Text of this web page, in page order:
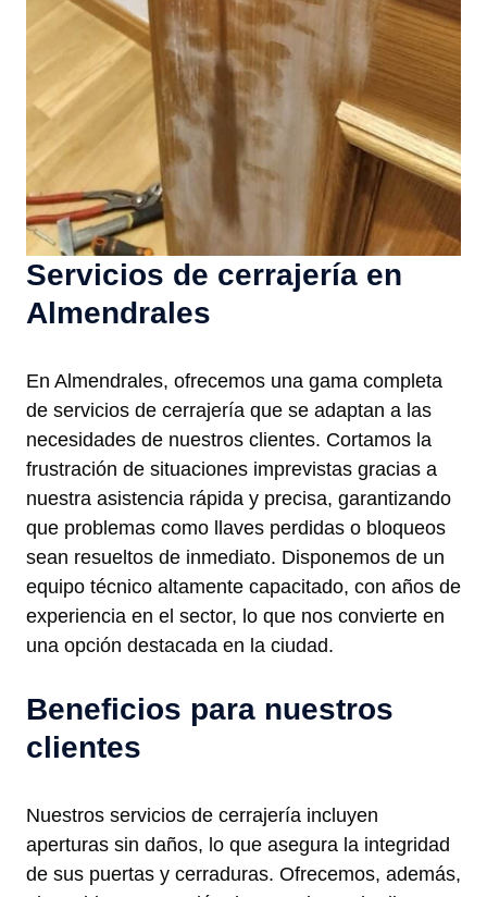
Servicios de cerrajería en
Almendrales
En Almendrales, ofrecemos una gama completa
de servicios de cerrajería que se adaptan a las
necesidades de nuestros clientes. Cortamos la
frustración de situaciones imprevistas gracias a
nuestra asistencia rápida y precisa, garantizando
que problemas como llaves perdidas o bloqueos
sean resueltos de inmediato. Disponemos de un
equipo técnico altamente capacitado, con años de
experiencia en el sector, lo que nos convierte en
una opción destacada en la ciudad.
Beneficios para nuestros
clientes
Nuestros servicios de cerrajería incluyen
aperturas sin daños, lo que asegura la integridad
de sus puertas y cerraduras. Ofrecemos, además,